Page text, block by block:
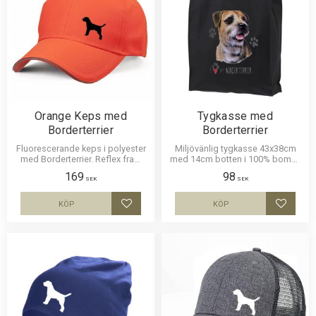
Orange Keps med
Borderterrier
Fluorescerande keps i polyester
med Borderterrier. Reflex fram
169 SEK
Lägg till i favoriter
KÖP
Tygkasse med
Borderterrier
Miljövänlig tygkasse 43x38cm
med 14cm botten i 100% bomull
98 SEK
Lägg
KÖP